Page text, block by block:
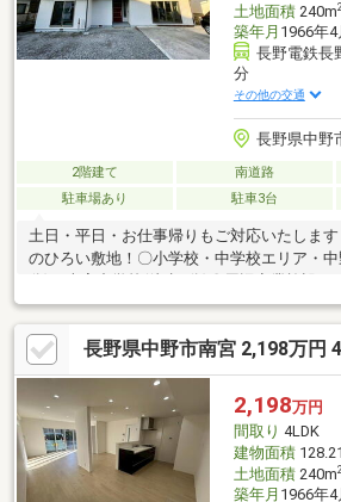
土地面積240m2
築年月 1966年
長野電鉄長
分
その他の交通
長野県中野
2階建て 南道路
駐車場あり
駐車3台
土日・平日・お仕事帰りもご対応いたしま
のひろい敷地！〇小学校・中学校エリア・
15分)・セブンイレブン 中野市南宮店(徒歩7
西条店(徒歩9分)○●ONETEAM不動産なら資
〇 ローンに不安事ございませんか？・ロー
い・車のローンがある・他社で審査に落ち
ジ下部の支払い例もチェック！弊社はお客
提案いたします♪
長野県中野市南宮 2,198万円
2,198万円
間取り 4LDK
建物面積
土地面積240m
築年月 1966年